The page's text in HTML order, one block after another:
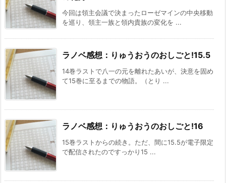
今回は領主会議で決まったローゼマインの中央移動
を巡り、領主一族と領内貴族の変化を ...
ラノベ感想：りゅうおうのおしごと!15.5
14巻ラストで八一の元を離れたあいが、決意を固め
て15巻に至るまでの物語。（とり ...
ラノベ感想：りゅうおうのおしごと!16
15巻ラストからの続き。ただ、間に15.5が電子限定
で配信されたのですっかり15 ...